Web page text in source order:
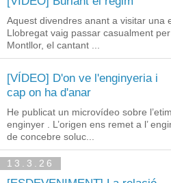
Aquest divendres anant a visitar una
Llobregat vaig passar casualment
Montllor, el cantant ...
[VÍDEO] D'on ve l'enginyeria i
cap on ha d'anar
He publicat un microvídeo sobre
enginyer . L’origen ens remet a l’
de concebre soluc...
13.3.26